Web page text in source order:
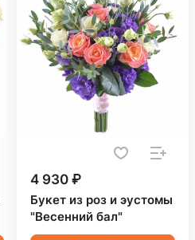
4 930 ₽
Букет из роз и эустомы
"Весенний бал"